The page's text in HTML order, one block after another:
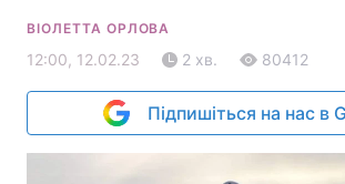
ВІОЛЕТТА ОРЛОВА
12:00, 12.02.23 2 хв. 80412
Підпишіться на нас в